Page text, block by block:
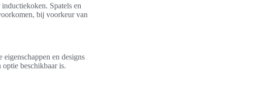
Spatels en
bij voorkeur van
en designs
beschikbaar is.